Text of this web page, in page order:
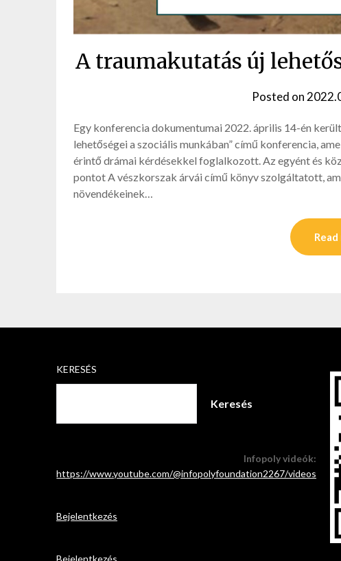
A traumakutatás új
Posted on
Egy konferencia dokumentumai 2022. április 14-én
lehetőségei a szociális munkában” című konferencia,
érintő drámai kérdésekkel foglalkozott. Az egyént és
pontot A vészkorszak árvái című könyv szolgáltatott,
növendékeinek…
KERESÉS
Keresés
Infopoly videók:
https://www.youtube.com/@infopolyfoundation2267/videos
Bejelentkezés